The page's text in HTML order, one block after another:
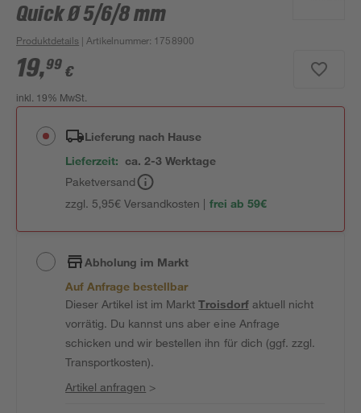
Quick Ø 5/6/8 mm
Produktdetails | Artikelnummer: 1758900
19,99 €
inkl. 19% MwSt.
Lieferung nach Hause
Lieferzeit: ca. 2-3 Werktage
Paketversand
zzgl. 5,95€ Versandkosten | frei ab 59€
Abholung im Markt
Auf Anfrage bestellbar
Dieser Artikel ist im MarktTroisdorfaktuell nicht
vorrätig. Du kannst uns aber eine Anfrage
schicken und wir bestellen ihn für dich (ggf. zzgl.
Transportkosten).
Artikel anfragen >